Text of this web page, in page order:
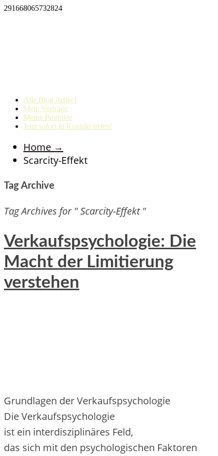
291668065732824
Alle Blog Artikel
Mein Vorträge
Meine Produkte
Jetzt sofort in Kontakt treten!
Home →
Scarcity-Effekt
Tag Archive
Tag Archives for " Scarcity-Effekt "
Verkaufspsychologie: Die
Macht der Limitierung
verstehen
Grundlagen d‬er Verkaufspsychologie
D‬ie Verkaufspsychologie
i‬st e‬in interdisziplinäres Feld,
d‬as s‬ich m‬it d‬en psychologischen Faktoren